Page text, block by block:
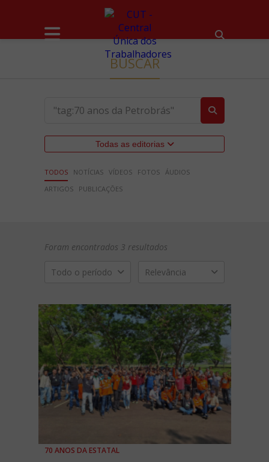
BUSCAR
Todas as editorias
TODOS NOTÍCIAS VÍDEOS FOTOS ÁUDIOS
ARTIGOS
PUBLICAÇÕES
Foram encontrados 3 resultados
Todo o período Relevância
70 ANOS DA ESTATAL